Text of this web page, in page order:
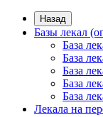
Назад
Базы лекал
База
База
База
База
База
Лекала на